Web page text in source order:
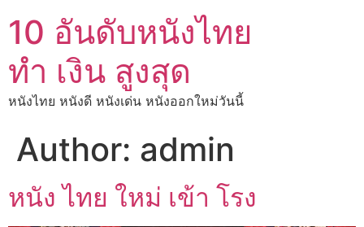
10 อันดับหนังไทย
ทํา เงิน สูงสุด
หนังไทย หนังดี หนังเด่น หนังออกใหม่วันนี้
Author: admin
หนัง ไทย ใหม่ เข้า โรง